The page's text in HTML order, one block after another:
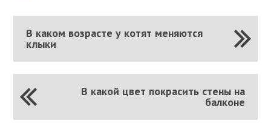
В каком возрасте у котят меняются
клыки
В какой цвет покрасить стены на
балконе